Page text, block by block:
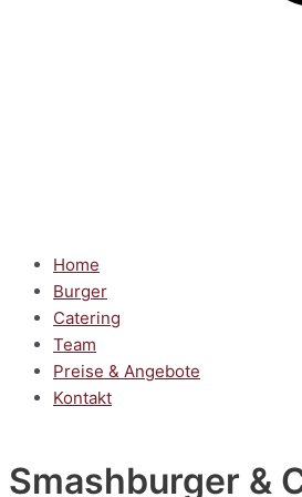
Home
Burger
Catering
Team
Preise & Angebote
Kontakt
Smashburger &